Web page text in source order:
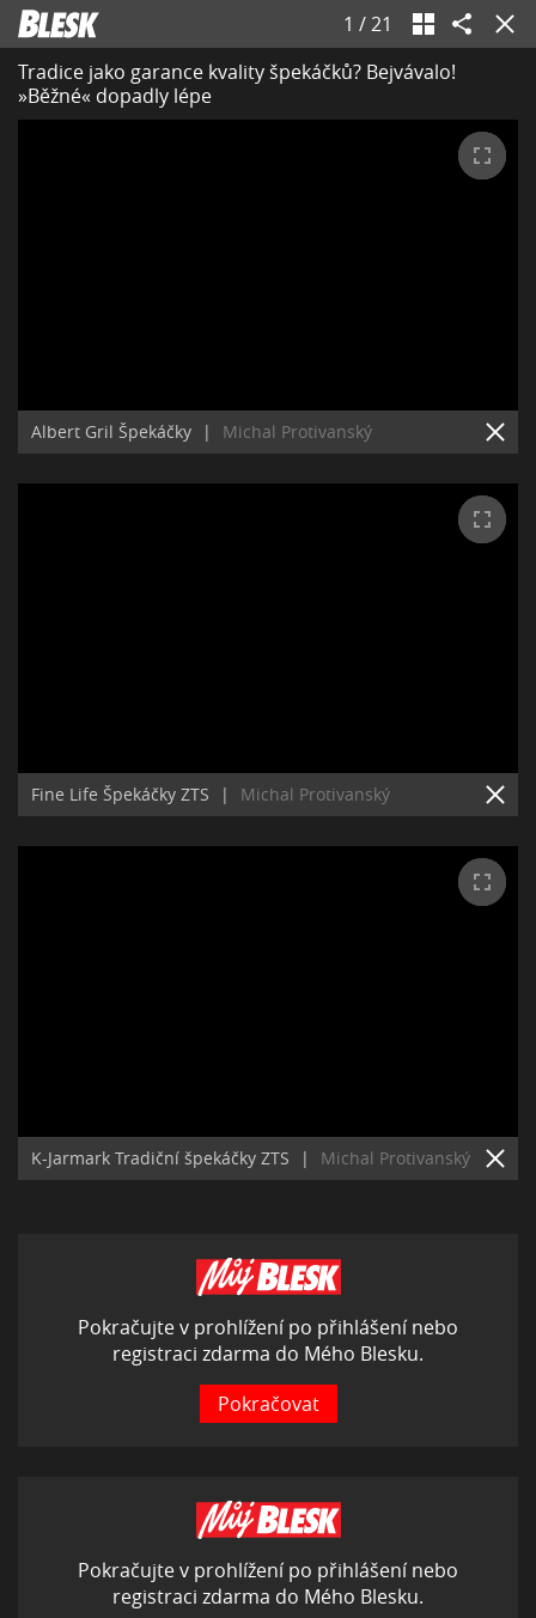
1 /21
Tradice jako garance kvality špekáčků? Bejvávalo!
»Běžné« dopadly lépe
Albert Gril Špekáčky | Michal Protivanský
Fine Life Špekáčky ZTS | Michal Protivanský
K-Jarmark Tradiční špekáčky ZTS | Michal Protivanský
Pokračujte v prohlížení po přihlášení nebo
registraci zdarma do Mého Blesku.
Pokračovat
Pokračujte v prohlížení po přihlášení nebo
registraci zdarma do Mého Blesku.